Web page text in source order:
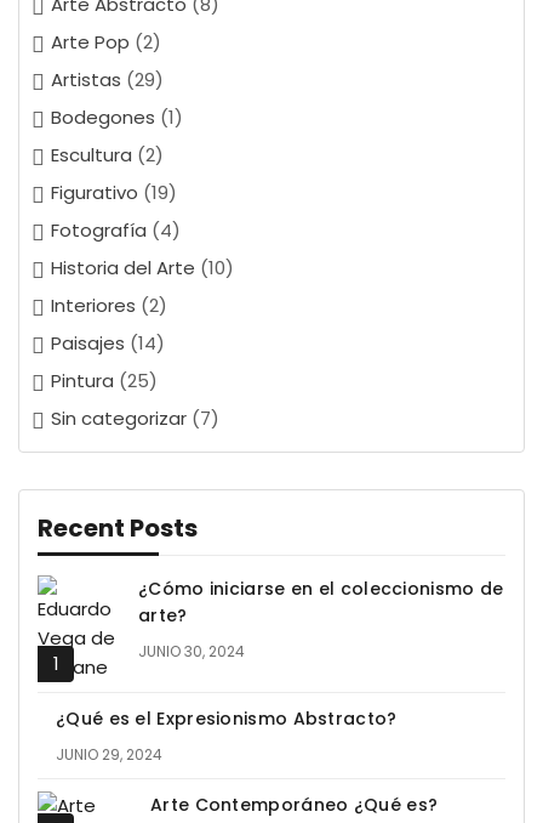
Arte Pop (2)
Artistas (29)
Bodegones (1)
Escultura (2)
Figurativo (19)
Fotografía (4)
Historia del Arte (10)
Interiores (2)
Paisajes (14)
Pintura (25)
Sin categorizar (7)
Recent Posts
¿Cómo iniciarse en el coleccionismo de
arte?
JUNIO 30, 2024
¿Qué es el Expresionismo Abstracto?
JUNIO 29, 2024
Arte Contemporáneo ¿Qué es?